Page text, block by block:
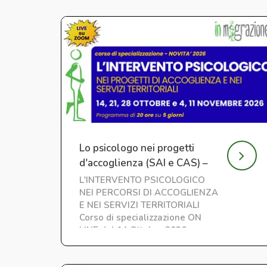
Lo psicologo nei progetti
d'accoglienza (SAI e CAS) –
Nuova edizione
L'INTERVENTO PSICOLOGICO
NEI PERCORSI DI ACCOGLIENZA
E NEI SERVIZI TERRITORIALI
Corso di specializzazione ON
LINE dal 14 Ottobre 2026